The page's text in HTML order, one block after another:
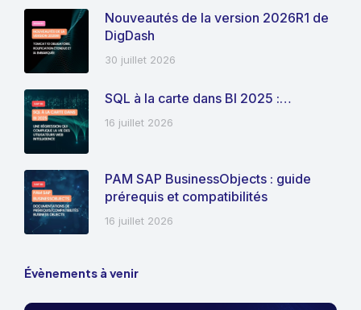
Nouveautés de la version 2026R1 de
DigDash
30 juillet 2026
SQL à la carte dans BI 2025 :…
16 juillet 2026
PAM SAP BusinessObjects : guide
prérequis et compatibilités
16 juillet 2026
Évènements à venir